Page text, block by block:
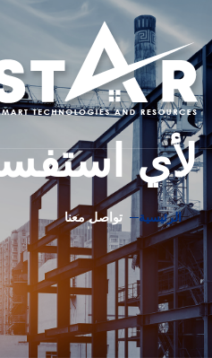
لأي
الرئيسية تواصل معنا